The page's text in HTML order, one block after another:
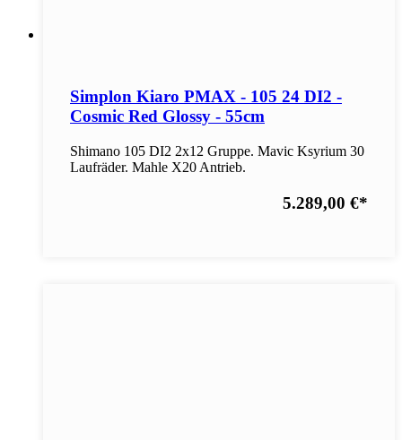
Simplon Kiaro PMAX - 105 24 DI2 -
Cosmic Red Glossy - 55cm
Shimano 105 DI2 2x12 Gruppe. Mavic Ksyrium 30
Laufräder. Mahle X20 Antrieb.
5.289,00 €*